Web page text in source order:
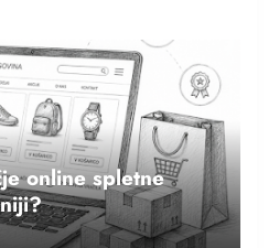
online spletne